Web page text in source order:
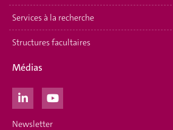
Services à la recherche
Structures facultaires
Médias
Newsletter